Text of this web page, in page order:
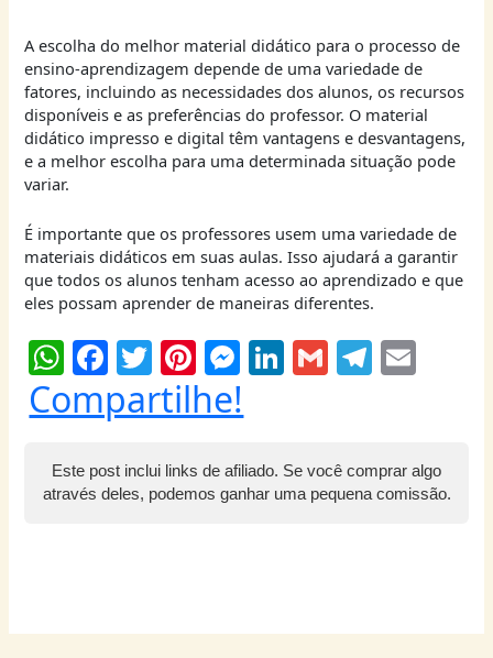
A escolha do melhor material didático para o processo de
ensino-aprendizagem depende de uma variedade de
fatores, incluindo as necessidades dos alunos, os recursos
disponíveis e as preferências do professor. O material
didático impresso e digital têm vantagens e desvantagens,
e a melhor escolha para uma determinada situação pode
variar.
É importante que os professores usem uma variedade de
materiais didáticos em suas aulas. Isso ajudará a garantir
que todos os alunos tenham acesso ao aprendizado e que
eles possam aprender de maneiras diferentes.
W
h
at
s
A
F
a
c
e
b
T
w
itt
er
Pi
nt
er
e
st
M
ss
e
n
Li
e
dI
G
l
T
g
ra
l
Compartilhe!
Este post inclui links de afiliado. Se você comprar algo
através deles, podemos ganhar uma pequena comissão.